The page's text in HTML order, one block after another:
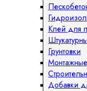
Клей для
Грунтовки
Добавки